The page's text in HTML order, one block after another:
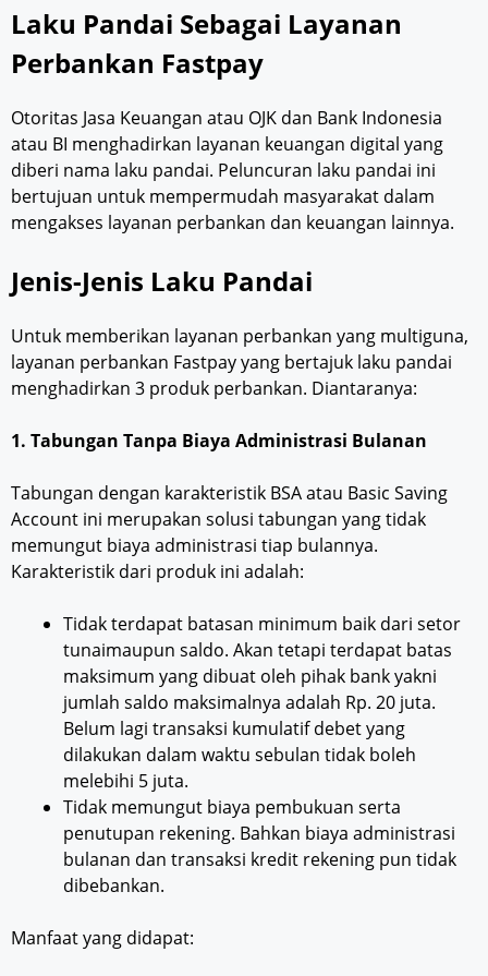
Laku Pandai Sebagai Layanan
Perbankan Fastpay
Otoritas Jasa Keuangan atau OJK dan Bank Indonesia
atau BI menghadirkan layanan keuangan digital yang
diberi nama laku pandai. Peluncuran laku pandai ini
bertujuan untuk mempermudah masyarakat dalam
mengakses layanan perbankan dan keuangan lainnya.
Jenis-Jenis Laku Pandai
Untuk memberikan layanan perbankan yang multiguna,
layanan perbankan Fastpay yang bertajuk laku pandai
menghadirkan 3 produk perbankan. Diantaranya:
1. Tabungan Tanpa Biaya Administrasi Bulanan
Tabungan dengan karakteristik BSA atau Basic Saving
Account ini merupakan solusi tabungan yang tidak
memungut biaya administrasi tiap bulannya.
Karakteristik dari produk ini adalah:
Tidak terdapat batasan minimum baik dari setor
tunaimaupun saldo. Akan tetapi terdapat batas
maksimum yang dibuat oleh pihak bank yakni
jumlah saldo maksimalnya adalah Rp. 20 juta.
Belum lagi transaksi kumulatif debet yang
dilakukan dalam waktu sebulan tidak boleh
melebihi 5 juta.
Tidak memungut biaya pembukuan serta
penutupan rekening. Bahkan biaya administrasi
bulanan dan transaksi kredit rekening pun tidak
dibebankan.
Manfaat yang didapat: